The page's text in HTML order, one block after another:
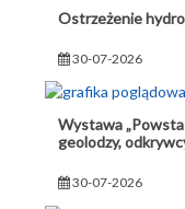
Ostrzeżenie
30-07-2026
Wystawa
geolodzy,
30-07-2026